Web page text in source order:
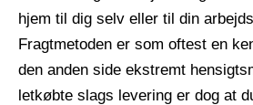
hjem til dig selv eller til din
Fragtmetoden er som oftest en
den anden side ekstremt
letkøbte slags levering er dog at